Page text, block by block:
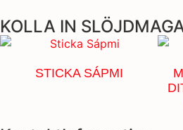
KOLLA IN
STICKA SÁPMI